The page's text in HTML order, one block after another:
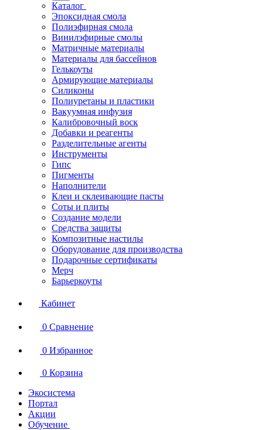
Каталог
Эпоксидная смола
Полиэфирная смола
Винилэфирные смолы
Матричные материалы
Материалы для бассейнов
Гелькоуты
Армирующие материалы
Силиконы
Полиуретаны и пластики
Вакуумная инфузия
Калибровочный воск
Добавки и реагенты
Разделительные агенты
Инструменты
Гипс
Пигменты
Наполнители
Клеи и склеивающие пасты
Соты и плиты
Создание модели
Средства защиты
Композитные настилы
Оборудование для производства
Подарочные сертификаты
Мерч
Барьеркоуты
Кабинет
0 Сравнение
0 Избранное
0 Корзина
Экосистема
Портал
Акции
Обучение